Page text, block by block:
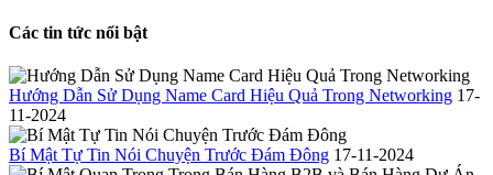
Các tin tức nổi bật
Hướng Dẫn Sử Dụng Name Card Hiệu Quả Trong Networking 17-
11-2024
Bí Mật Tự Tin Nói Chuyện Trước Đám Đông 17-11-2024